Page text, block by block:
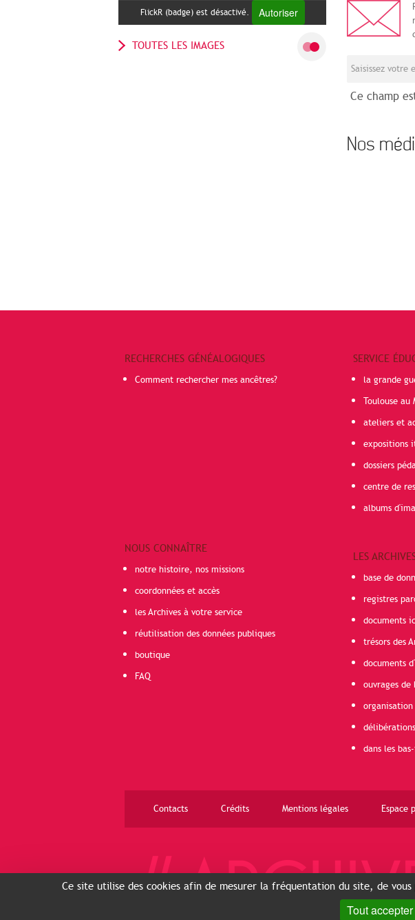
FlickR (badge) est désactivé. Autoriser
TOUTES LES IMAGES
Ce champ
Nos
RECHERCHES GÉNÉALOGIQUES
Comment rechercher mes ancêtres?
NOUS CONNAÎTRE
notre histoire, nos missions
coordonnées et accès
les Archives à votre service
réutilisation des données publiques
boutique
FAQ
SERVICE
la grande
Toulouse au
ateliers et
expositions
dossiers
centre de
albums
LES
base de
registres
documents
trésors des
documents
ouvrages
organisation
dans les
Contacts Crédits Mentions légales Espace
Ce site utilise des cookies afin de mesurer la fréquentation du site, de
Tout accepter